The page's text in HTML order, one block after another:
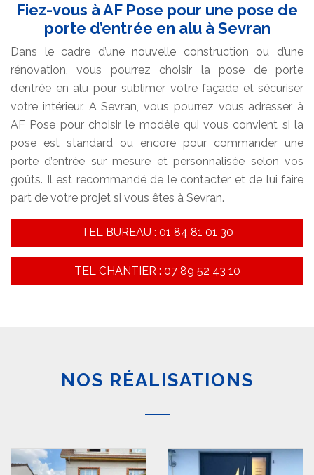
Fiez-vous à AF Pose pour une pose de
porte d’entrée en alu à Sevran
Dans le cadre d’une nouvelle construction ou d’une
rénovation, vous pourrez choisir la pose de porte
d’entrée en alu pour sublimer votre façade et sécuriser
votre intérieur. A Sevran, vous pourrez vous adresser à
AF Pose pour choisir le modèle qui vous convient si la
pose est standard ou encore pour commander une
porte d’entrée sur mesure et personnalisée selon vos
goûts. Il est recommandé de le contacter et de lui faire
part de votre projet si vous êtes à Sevran.
TEL BUREAU : 01 84 81 01 30
TEL CHANTIER : 07 89 52 43 10
NOS RÉALISATIONS